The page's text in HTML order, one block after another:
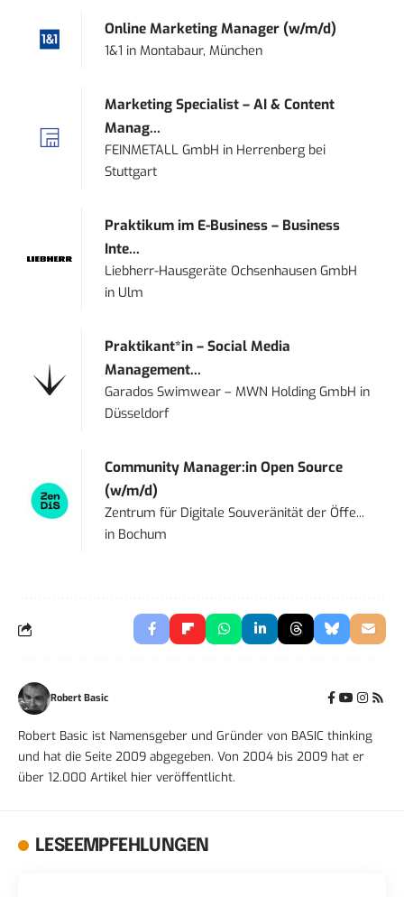
Online Marketing Manager (w/m/d)
1&1 inMontabaur, München
Marketing Specialist – AI & Content
Manag...
FEINMETALL GmbH in Herrenberg bei
Stuttgart
Praktikum im E-Business – Business
Inte...
Liebherr-Hausgeräte Ochsenhausen GmbH
in Ulm
Praktikant*in – Social Media
Management...
Garados Swimwear – MWN Holding GmbH in
Düsseldorf
Community Manager:in Open Source
(w/m/d)
Zentrum für Digitale Souveränität der Öffe...
in Bochum
Robert Basic
Robert Basic ist Namensgeber und Gründer von BASIC thinking
und hat die Seite 2009 abgegeben. Von 2004 bis 2009 hat er
über 12.000 Artikel hier veröffentlicht.
LESEEMPFEHLUNGEN